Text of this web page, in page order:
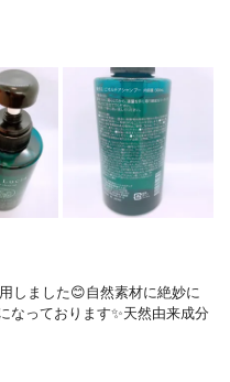
しました😊自然素材に絶妙に
なっております✨天然由来成分